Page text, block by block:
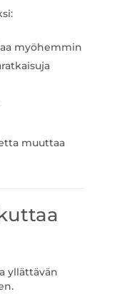
myöhemmin
muuttaa
yllättävän